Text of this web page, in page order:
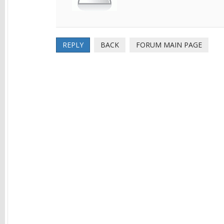
REPLY BACK FORUM MAIN PAGE